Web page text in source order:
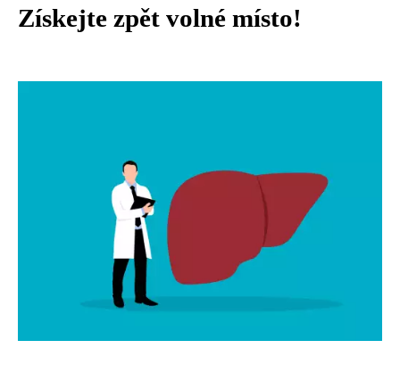
Získejte zpět volné místo!